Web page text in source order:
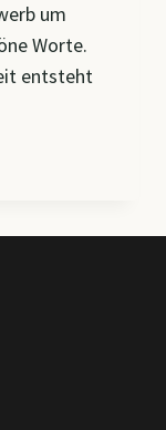
um
Worte.
entsteht